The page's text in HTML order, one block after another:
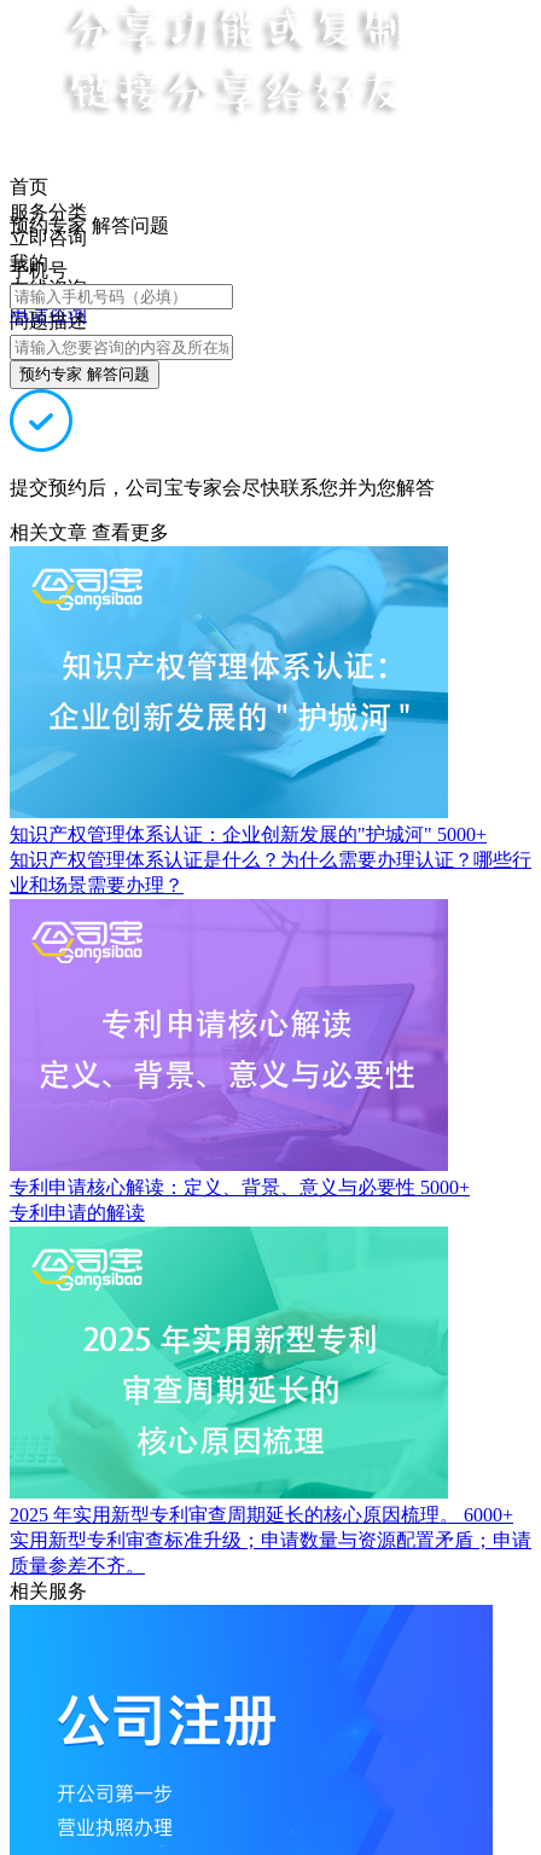
首页
服务分类
立即咨询
我的
在线咨询
电话咨询
预约专家 解答问题
手机号
问题描述
预约专家 解答问题
提交预约后，公司宝专家会尽快联系您并为您解答
相关文章 查看更多
知识产权管理体系认证：企业创新发展的"护城河" 5000+
知识产权管理体系认证是什么？为什么需要办理认证？哪些行
业和场景需要办理？
专利申请核心解读：定义、背景、意义与必要性 5000+
专利申请的解读
2025 年实用新型专利审查周期延长的核心原因梳理。
6000+
实用新型专利审查标准升级；申请数量与资源配置矛盾；申请
质量参差不齐。
相关服务